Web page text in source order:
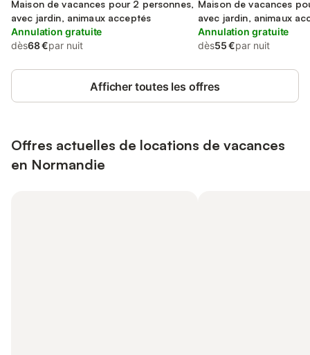
Maison de vacances pour 2 personnes,
avec jardin, animaux acceptés
Annulation gratuite
dès68 €par nuit
Maison de vacances
avec jardin, animaux
Annulation gratuite
dès55 €par nuit
Afficher toutes les offres
Offres actuelles de locations de vacances
en Normandie